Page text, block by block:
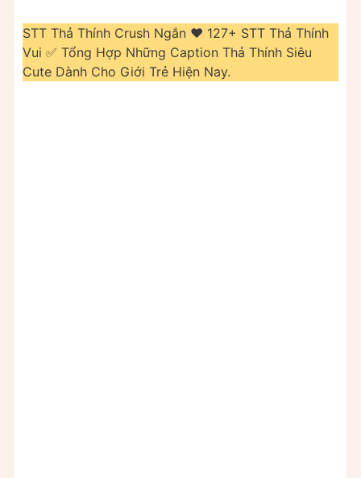
STT Thả Thính Crush Ngắn ❤️️ 127+ STT Thả Thính
Vui ✅ Tổng Hợp Những Caption Thả Thính Siêu
Cute Dành Cho Giới Trẻ Hiện Nay.